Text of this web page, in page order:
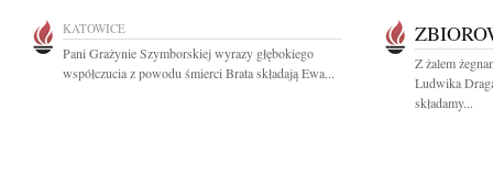
KATOWICE
Pani Grażynie Szymborskiej wyrazy głębokiego
współczucia z powodu śmierci Brata składają Ewa...
Z żalem
Ludwika
składamy...